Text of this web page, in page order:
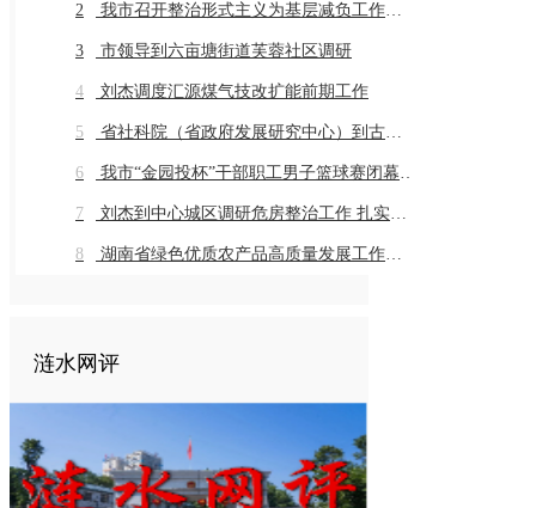
2 我市召开整治形式主义为基层减负工作推进会暨业务培训会议
3 市领导到六亩塘街道芙蓉社区调研
4 刘杰调度汇源煤气技改扩能前期工作
5 省社科院（省政府发展研究中心）到古仙界村调研乡村振兴工作
6 我市“金园投杯”干部职工男子篮球赛闭幕 市直组高新金园代表队 乡镇组桥头河镇代表队获得冠军
7 刘杰到中心城区调研危房整治工作 扎实推进危房整治工作 切实保障群众住房安全
8 湖南省绿色优质农产品高质量发展工作推进会在我市召开
涟水网评